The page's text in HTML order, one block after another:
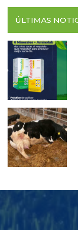
ÚLTIMAS